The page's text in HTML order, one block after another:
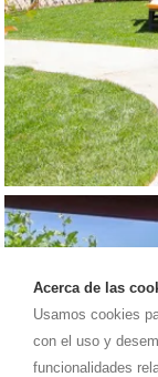
Acerca de las
Usamos cookies
con el uso y
funcionalidades